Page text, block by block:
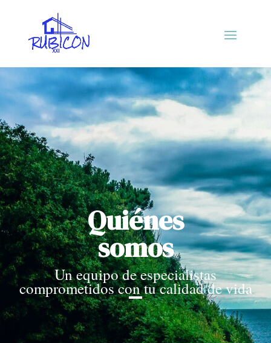
Quiénes
somos
Un equipo de especialistas
comprometidos con tu calidad de vida